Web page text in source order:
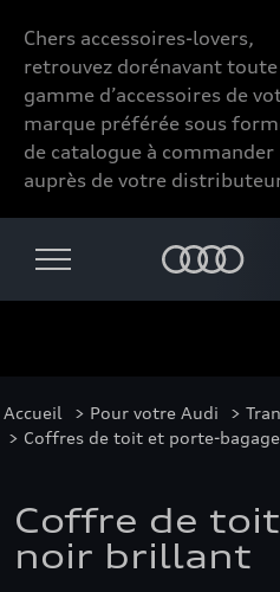
Chers accessoires-lovers,
retrouvez dorénavant toute
gamme d’accessoires de
marque préférée sous
de catalogue à commander
auprès de votre
Accueil > Pour votre Audi >
> Coffres de toit et porte-
Coffre de
noir brillant